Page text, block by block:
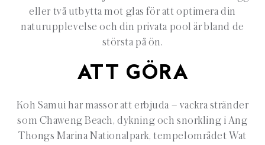
eller två utbytta mot glas för att optimera din
naturupplevelse och din privata pool är bland de
största på ön.
ATT GÖRA
Koh Samui har massor att erbjuda – vackra stränder
som Chaweng Beach, dykning och snorkling i Ang
Thongs Marina Nationalpark, tempelområdet Wat